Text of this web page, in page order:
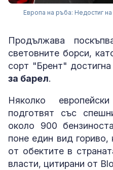
Европа на ръба: Недостиг
Продължава
световните борси,
сорт "Брент"
за барел.
Няколко
подготвят със
около 900
поне един вид гориво,
от обектите в
власти, цитирани от